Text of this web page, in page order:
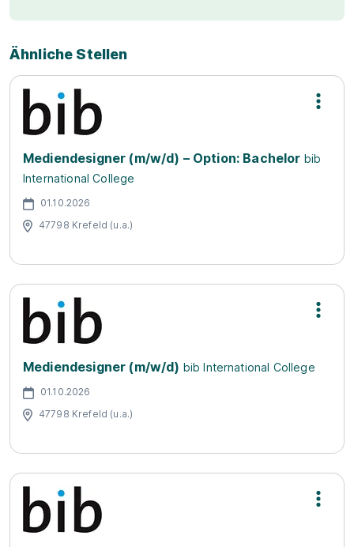
Ähnliche Stellen
Mediendesigner (m/w/d) – Option: Bachelor bib
International College
01.10.2026
47798 Krefeld (u.a.)
Mediendesigner (m/w/d) bib International College
01.10.2026
47798 Krefeld (u.a.)